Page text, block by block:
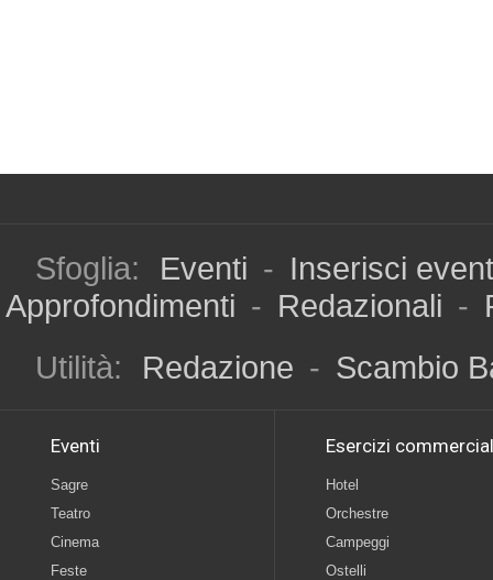
Sfoglia: Eventi - Inserisci
Approfondimenti - Redazionali -
Utilità:
Redazione - Scambio
Eventi
Sagre
Teatro
Cinema
Feste
Esercizi
Hotel
Orchestre
Campeggi
Ostelli